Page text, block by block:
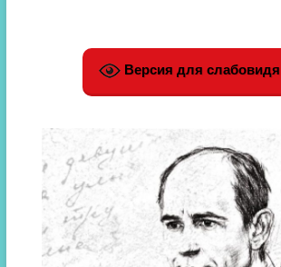
Версия для